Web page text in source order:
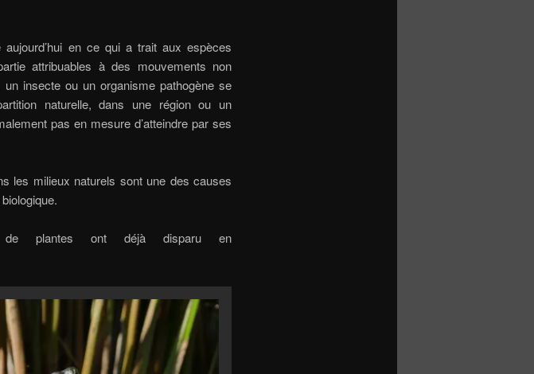
en ce qui a trait aux espèces
attribuables à des mouvements non
insecte ou un organisme pathogène se
naturelle, dans une région ou un
pas en mesure d’atteindre par ses
les milieux naturels sont une des causes
de plantes ont déjà disparu en